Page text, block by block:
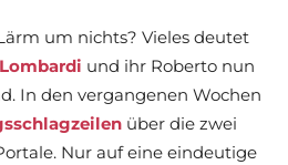
um nichts? Vieles deutet
und ihr Roberto nun
In den vergangenen Wochen
über die zwei
Nur auf eine eindeutige